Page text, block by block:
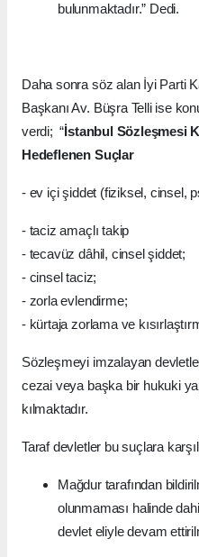
bulunmaktadır.” Dedi.
Daha sonra söz alan İyi Parti
Başkanı Av. Büşra Telli ise
verdi; “ İstanbul Sözleşmesi
Hedeflenen Suçlar
- ev içi şiddet (fiziksel, cinsel,
- taciz amaçlı takip
- tecavüz dâhil, cinsel şiddet;
- cinsel taciz;
- zorla evlendirme;
- kürtaja zorlama ve
Sözleşmeyi imzalayan
cezai veya başka bir hukuki
kılmaktadır.
Taraf devletler bu suçlara
Mağdur tarafından
olunmaması halinde
devlet eliyle devam